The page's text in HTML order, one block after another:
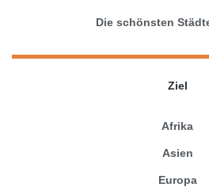
Die schönsten
Ziel
Afrika
Asien
Europa